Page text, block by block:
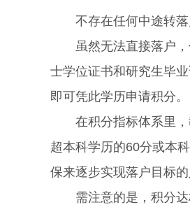
不存在任何中途转落
虽然无法直接落户，
士学位证书和研究生毕
即可凭此学历申请积分。
在积分指标体系里，
超本科学历的60分或本
保来逐步实现落户目标
需注意的是，积分达